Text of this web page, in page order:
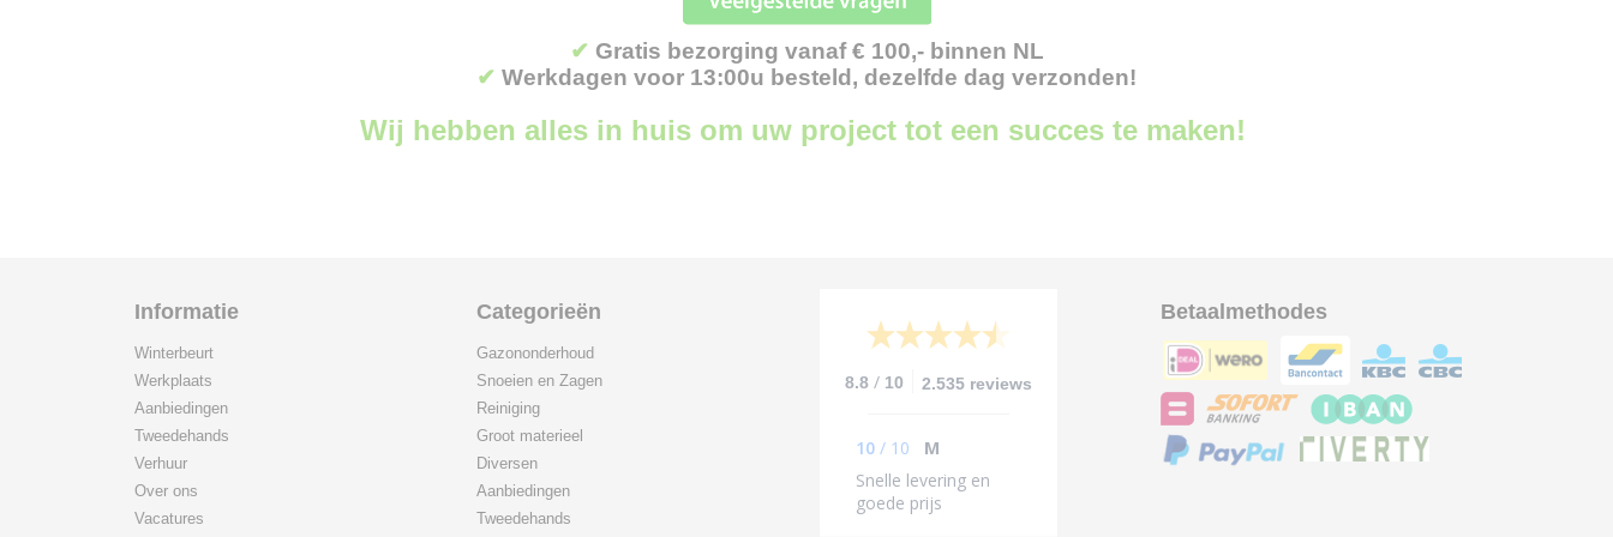
✔ Gratis bezorging vanaf € 100,- binnen NL
✔ Werkdagen voor 13:00u besteld, dezelfde dag verzonden!
Wij hebben alles in huis om uw project tot een succes te maken!
Informatie
Winterbeurt
Werkplaats
Aanbiedingen
Tweedehands
Verhuur
Over ons
Vacatures
Categorieën
Gazononderhoud
Snoeien en Zagen
Reiniging
Groot materieel
Diversen
Aanbiedingen
Tweedehands
8.8 / 10 2.535 reviews
10 / 10
M
Snelle levering en
goede prijs
Betaalmethodes